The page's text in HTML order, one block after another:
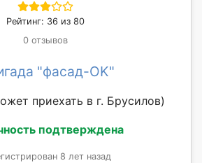
Рейтинг: 36 из 80
0 отзывов
"фасад-OK"
приехать в г. Брусилов)
подтверждена
8 лет назад